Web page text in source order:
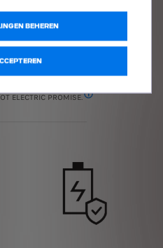
PROMISE
wordt elke nieuwe elektrische PEUGEOT
ELECTRIC PROMISE.
BEHEREN